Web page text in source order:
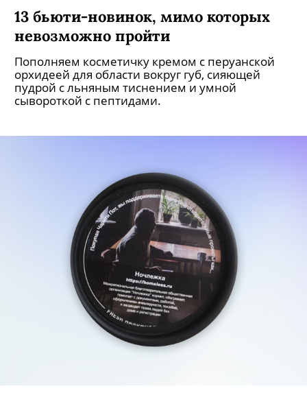
13 бьюти-новинок, мимо которых
невозможно пройти
Пополняем косметичку кремом с перуанской
орхидеей для области вокруг губ, сияющей
пудрой с льняным тиснением и умной